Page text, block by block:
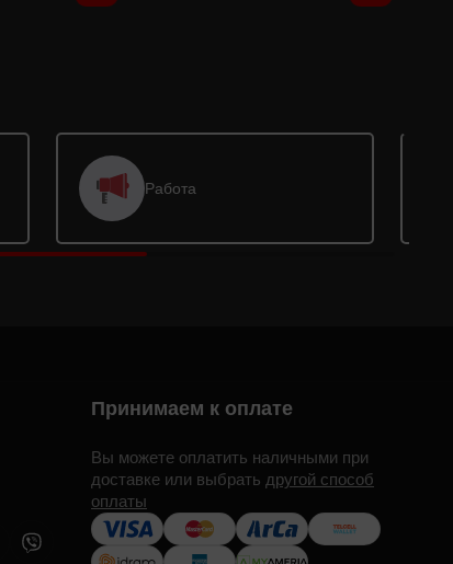
Работа
Принимаем к оплате
Вы можете оплатить наличными при
доставке или выбрать другой способ
оплаты